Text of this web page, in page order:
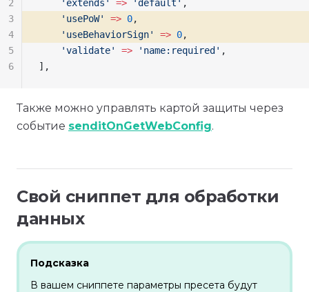
    'extends'
=> 'default' ,
    'usePoW'
=> 0,
    'useBehaviorSign'
=> 0,
    'validate'
=> 'name:required' ,
],
2
3
4
5
6
Также можно управлять картой защиты через
событие senditOnGetWebConfig.
Свой сниппет для обработки
данных
Подсказка
В вашем сниппете параметры пресета будут